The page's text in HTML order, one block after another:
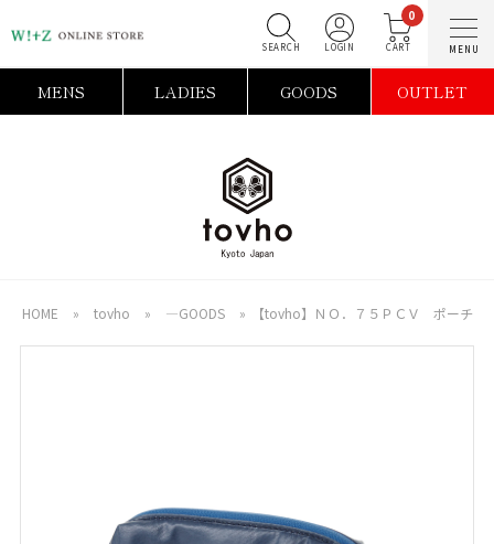
0
MENS LADIES GOODS OUTLET
HOME » tovho » ―GOODS » 【tovho】ＮＯ．７５ＰＣＶ ポーチ